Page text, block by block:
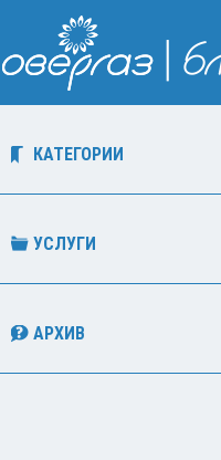
КАТЕГОРИИ
УСЛУГИ
АРХИВ